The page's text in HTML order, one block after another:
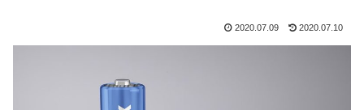
2020.07.09 2020.07.10